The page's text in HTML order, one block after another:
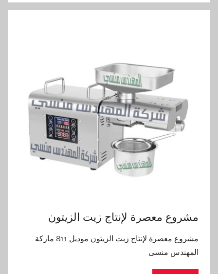
مشروع معصرة لإنتاج زيت الزيتون
مشروع معصرة لإنتاج زيت الزيتون موديل 811 ماركة
المهندس منسى